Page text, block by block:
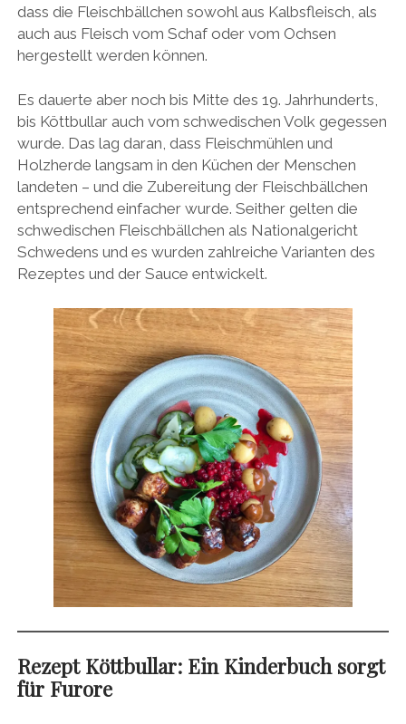
dass die Fleischbällchen sowohl aus Kalbsfleisch, als
auch aus Fleisch vom Schaf oder vom Ochsen
hergestellt werden können.
Es dauerte aber noch bis Mitte des 19. Jahrhunderts,
bis Köttbullar auch vom schwedischen Volk gegessen
wurde. Das lag daran, dass Fleischmühlen und
Holzherde langsam in den Küchen der Menschen
landeten – und die Zubereitung der Fleischbällchen
entsprechend einfacher wurde. Seither gelten die
schwedischen Fleischbällchen als Nationalgericht
Schwedens und es wurden zahlreiche Varianten des
Rezeptes und der Sauce entwickelt.
Rezept Köttbullar: Ein Kinderbuch sorgt
für Furore